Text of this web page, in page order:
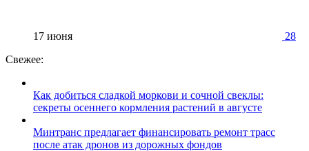
17 июня
28
Свежее:
Как добиться сладкой моркови и сочной свеклы:
секреты осеннего кормления растений в августе
Минтранс предлагает финансировать ремонт трасс
после атак дронов из дорожных фондов